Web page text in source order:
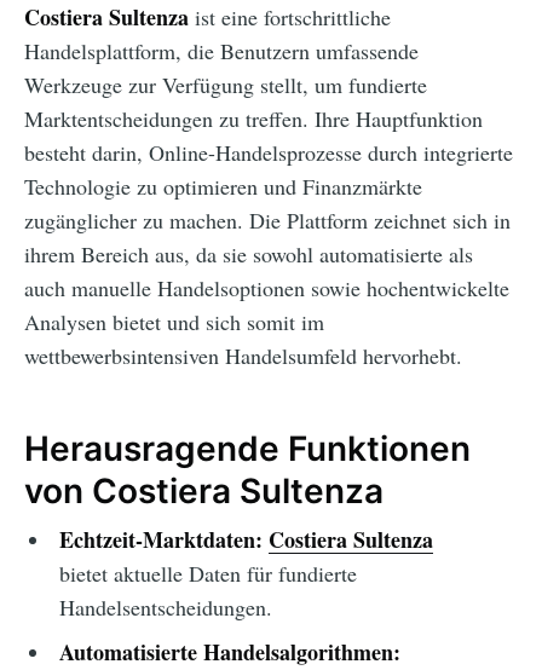
Costiera Sultenza ist eine fortschrittliche
Handelsplattform, die Benutzern umfassende
Werkzeuge zur Verfügung stellt, um fundierte
Marktentscheidungen zu treffen. Ihre Hauptfunktion
besteht darin, Online-Handelsprozesse durch integrierte
Technologie zu optimieren und Finanzmärkte
zugänglicher zu machen. Die Plattform zeichnet sich in
ihrem Bereich aus, da sie sowohl automatisierte als
auch manuelle Handelsoptionen sowie hochentwickelte
Analysen bietet und sich somit im
wettbewerbsintensiven Handelsumfeld hervorhebt.
Herausragende Funktionen
von Costiera Sultenza
Echtzeit-Marktdaten: Costiera Sultenza
bietet aktuelle Daten für fundierte
Handelsentscheidungen.
Automatisierte Handelsalgorithmen: